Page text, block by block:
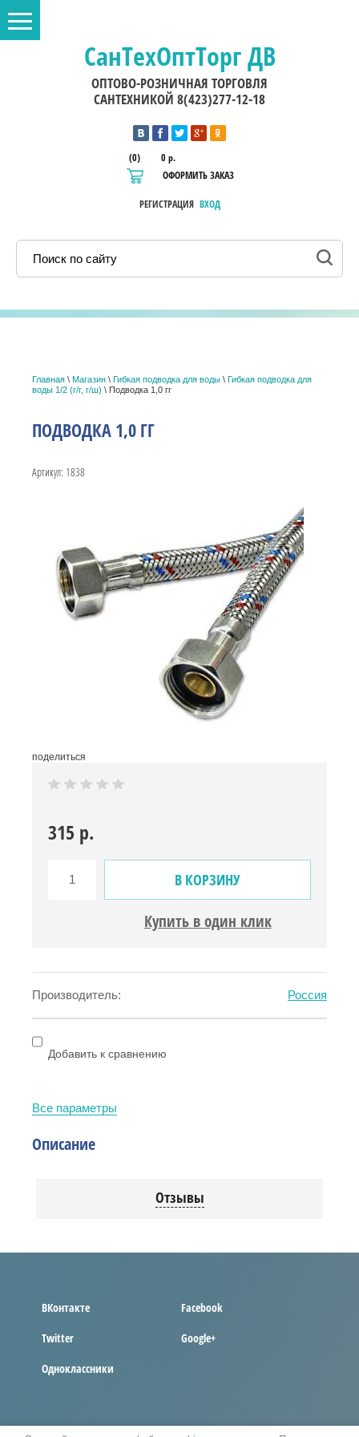
СанТехОптТорг ДВ
ОПТОВО-РОЗНИЧНАЯ ТОРГОВЛЯ
САНТЕХНИКОЙ 8(423)277-12-18
РЕГИСТРАЦИЯ ВХОД
(0)
0 р.
ОФОРМИТЬ ЗАКАЗ
Главная \ Магазин \ Гибкая подводка для воды \ Гибкая подводка для
воды 1/2 (г/г, г/ш) \ Подводка 1,0 гг
ПОДВОДКА 1,0 ГГ
Артикул: 1838
поделиться
315 р.
В КОРЗИНУ
Купить в один клик
Производитель: Россия
Добавить к сравнению
Все параметры
Описание
Отзывы
ВКонтакте
Facebook
Twitter
Google+
Одноклассники